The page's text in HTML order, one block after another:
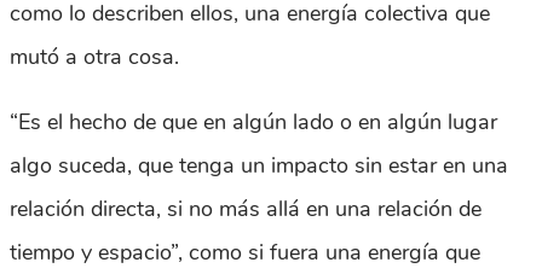
como lo describen ellos, una energía colectiva que
mutó a otra cosa.
“Es el hecho de que en algún lado o en algún lugar
algo suceda, que tenga un impacto sin estar en una
relación directa, si no más allá en una relación de
tiempo y espacio”, como si fuera una energía que